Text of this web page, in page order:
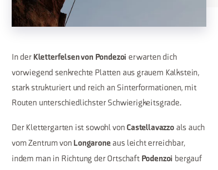
In der Kletterfelsen von Pondezoi erwarten dich
vorwiegend senkrechte Platten aus grauem Kalkstein,
stark strukturiert und reich an Sinterformationen, mit
Routen unterschiedlichster Schwierigkeitsgrade.
Der Klettergarten ist sowohl von Castellavazzoals auch
vom Zentrum von Longarone aus leicht erreichbar,
indem man in Richtung der Ortschaft Podenzoi bergauf